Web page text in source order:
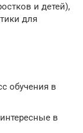
и детей),
для
обучения в
в